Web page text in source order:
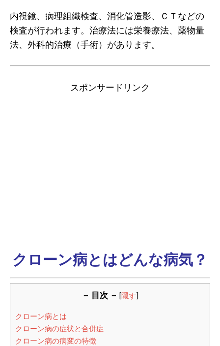
内視鏡、病理組織検査、消化管造影、ＣＴなどの
検査が行われます。治療法には栄養療法、薬物量
法、外科的治療（手術）があります。
スポンサードリンク
クローン病とはどんな病気？
－ 目次 － [隠す]
クローン病とは
クローン病の症状と合併症
クローン病の病変の特徴